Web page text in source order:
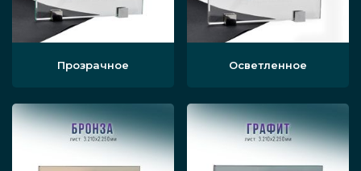
Прозрачное Осветленное